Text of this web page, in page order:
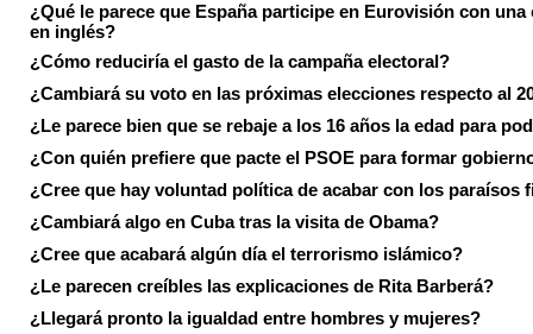
¿Qué le parece que España participe en Eurovisión con una
en inglés?
¿Cómo reduciría el gasto de la campaña electoral?
¿Cambiará su voto en las próximas elecciones respecto al
¿Le parece bien que se rebaje a los 16 años la edad para
¿Con quién prefiere que pacte el PSOE para formar
¿Cree que hay voluntad política de acabar con los paraísos
¿Cambiará algo en Cuba tras la visita de Obama?
¿Cree que acabará algún día el terrorismo islámico?
¿Le parecen creíbles las explicaciones de Rita Barberá?
¿Llegará pronto la igualdad entre hombres y mujeres?